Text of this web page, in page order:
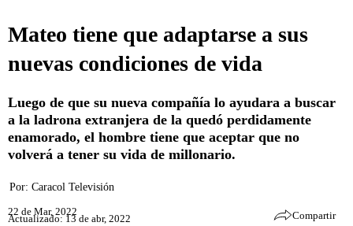
Mateo tiene que adaptarse a sus
nuevas condiciones de vida
Luego de que su nueva compañía lo ayudara a buscar
a la ladrona extranjera de la quedó perdidamente
enamorado, el hombre tiene que aceptar que no
volverá a tener su vida de millonario.
Por: Caracol Televisión
22 de Mar, 2022
Actualizado: 13 de abr, 2022 Compartir